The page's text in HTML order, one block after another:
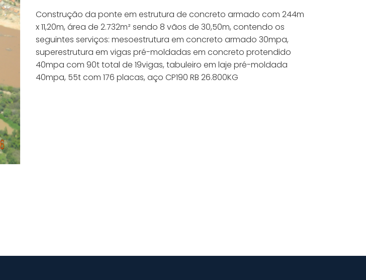
Construção da ponte em estrutura de concreto armado com 244m
x 11,20m, área de 2.732m² sendo 8 vãos de 30,50m, contendo os
seguintes serviços: mesoestrutura em concreto armado 30mpa,
superestrutura em vigas pré-moldadas em concreto protendido
40mpa com 90t total de 19vigas, tabuleiro em laje pré-moldada
40mpa, 55t com 176 placas, aço CP190 RB 26.800KG